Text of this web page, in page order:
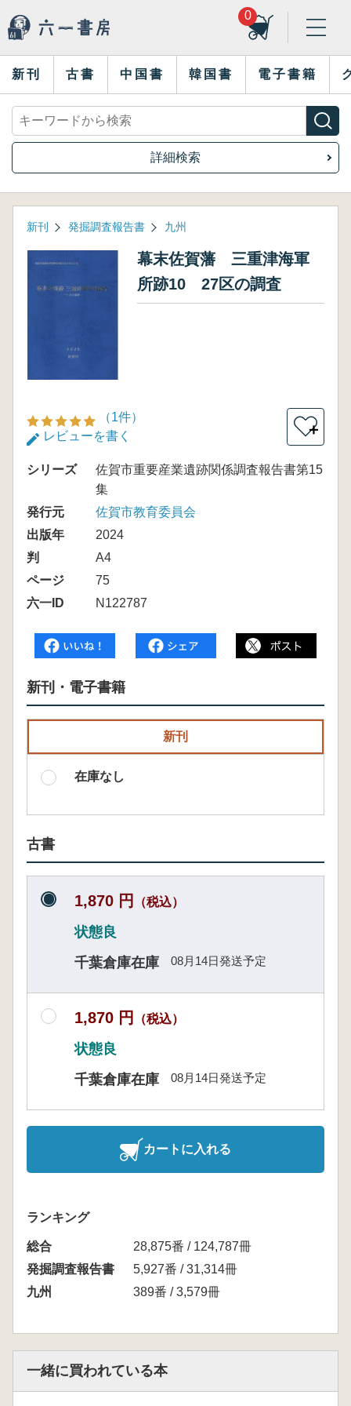
0
新刊 古書 中国書 韓国書 電子書籍
詳細検索
新刊 発掘調査報告書 九州
幕末佐賀藩 三重津海軍
所跡10 27区の調査
（1件）
レビューを書く
＋
シリーズ
佐賀市重要産業遺跡関係調査報告書第15
集
発行元
佐賀市教育委員会
出版年
2024
判
A4
ページ
75
六一ID
N122787
新刊・電子書籍
新刊
在庫なし
古書
1,870 円 （税込）
状態良
千葉倉庫在庫
08月14日発送予定
1,870 円 （税込）
状態良
千葉倉庫在庫
08月14日発送予定
カートに入れる
ランキング
総合
28,875番 / 124,787冊
発掘調査報告書
5,927番 / 31,314冊
九州
389番 / 3,579冊
一緒に買われている本